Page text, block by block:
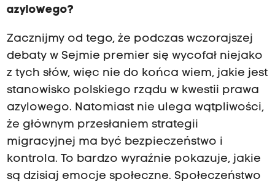
azylowego?
Zacznijmy od tego, że podczas wczorajszej
debaty w Sejmie premier się wycofał niejako
z tych słów, więc nie do końca wiem, jakie jest
stanowisko polskiego rządu w kwestii prawa
azylowego. Natomiast nie ulega wątpliwości,
że głównym przesłaniem strategii
migracyjnej ma być bezpieczeństwo i
kontrola. To bardzo wyraźnie pokazuje, jakie
są dzisiaj emocje społeczne. Społeczeństwo